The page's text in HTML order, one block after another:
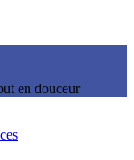
en douceur